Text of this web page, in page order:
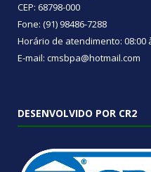
CEP: 68798-000
Fone: (91) 98486-7288
Horário de atendimento: 08:00
E-mail: cmsbpa@hotmail.com
DESENVOLVIDO POR CR2